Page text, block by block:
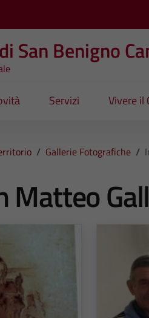
San Benigno
Servizi Vivere il
/ Gallerie Fotografiche /
Matteo